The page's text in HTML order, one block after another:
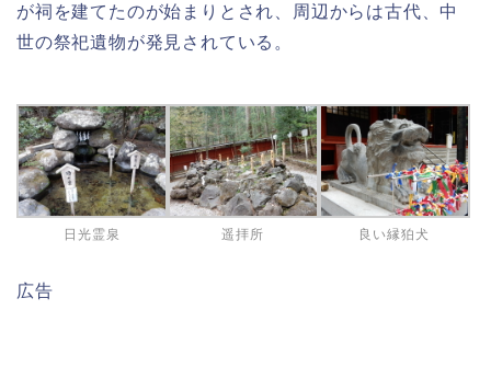
が祠を建てたのが始まりとされ、周辺からは古代、中
世の祭祀遺物が発見されている。
日光霊泉 遥拝所 良い縁狛犬
広告